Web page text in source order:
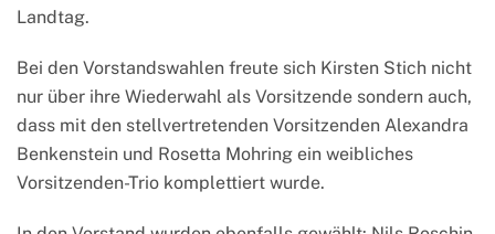
Landtag.
Bei den Vorstandswahlen freute sich Kirsten Stich nicht
nur über ihre Wiederwahl als Vorsitzende sondern auch,
dass mit den stellvertretenden Vorsitzenden Alexandra
Benkenstein und Rosetta Mohring ein weibliches
Vorsitzenden-Trio komplettiert wurde.